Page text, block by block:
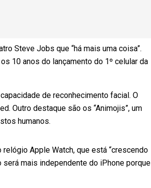
Steve Jobs que “há mais uma coisa”.
10 anos do lançamento do 1º celular da
de reconhecimento facial. O
Outro destaque são os “Animojis”, um
humanos.
Apple Watch, que está “crescendo
será mais independente do iPhone porque